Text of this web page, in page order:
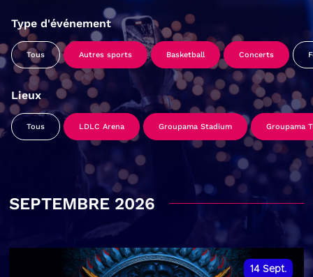
Type d'événement
Tous Autres sports Basketball Concerts
Lieux
Tous LDLC Arena Groupama Stadium Groupama
SEPTEMBRE 2026
14 Sept.